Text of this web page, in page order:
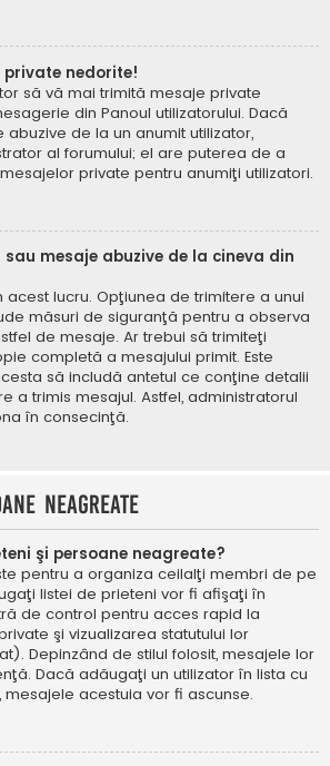
private nedorite!
să vă mai trimită mesaje private
din Panoul utilizatorului. Dacă
de la un anumit utilizator,
al forumului; el are puterea de a
private pentru anumiţi utilizatori.
mesaje abuzive de la cineva din
acest lucru. Opţiunea de trimitere a unui
măsuri de siguranţă pentru a observa
de mesaje. Ar trebui să trimiteţi
completă a mesajului primit. Este
să includă antetul ce conţine detalii
a trimis mesajul. Astfel, administratorul
în consecinţă.
neagreate
şi persoane neagreate?
pentru a organiza ceilalţi membri de pe
listei de prieteni vor fi afişaţi în
de control pentru acces rapid la
şi vizualizarea statutului lor
Depinzând de stilul folosit, mesajele lor
Dacă adăugaţi un utilizator în lista cu
acestuia vor fi ascunse.